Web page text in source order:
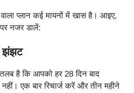
प्लान कई मायनों में खास है। आइए,
नजर डालें:
झंझट
है कि आपको हर 28 दिन बाद
एक बार रिचार्ज करें और तीन महीने